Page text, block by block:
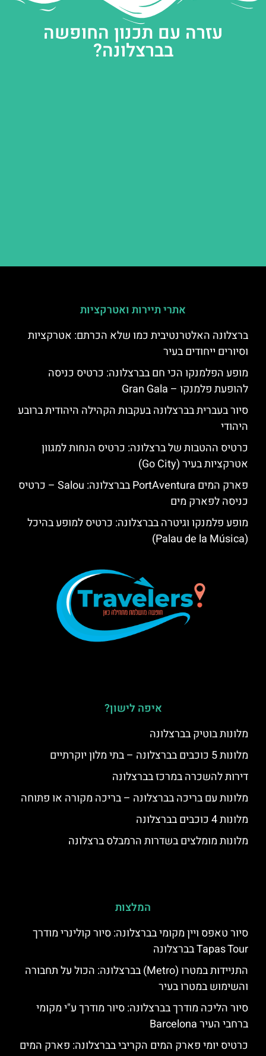
עזרה עם תכנון החופשה
בברצלונה?
אתרי תיירות ואטרקציות
ברצלונה האלטרנטיבית כמו שלא הכרתם: אטרקציות
וסיורים ייחודים בעיר
מופע הפלמנקו הכי חם בברצלונה: כרטיס כניסה
להופעת פלמנקו – Gran Gala
סיור בעברית בברצלונה בעקבות הקהילה היהודית ברובע
היהודי
כרטיס ההטבות של ברצלונה: כרטיס הנחות למגוון
אטרקציות בעיר (Go City)
פארק המים PortAventura בברצלונה: Salou – כרטיס
כניסה לפארק מים
מופע פלמנקו וגיטרה בברצלונה: כרטיס למופע בהיכל
(Palau de la Música)
איפה לישון?
מלונות בוטיק בברצלונה
מלונות 5 כוכבים בברצלונה – בתי מלון יוקרתיים
דירות להשכרה במרכז בברצלונה
מלונות עם בריכה בברצלונה – בריכה מקורה או פתוחה
מלונות 4 כוכבים בברצלונה
מלונות מומלצים בשדרות הרמבלס ברצלונה
המלצות
סיור טאפס ויין מקומי בברצלונה: סיור קולינרי מודרך
Tapas Tour בברצלונה
התניידות במטרו (Metro) בברצלונה: הכול על תחבורה
והשימוש במטרו בעיר
סיור הליכה מודרך בברצלונה: סיור מודרך ע"י מקומי
ברחבי העיר Barcelona
כרטיס יומי פארק המים הקריבי בברצלונה: פארק המים